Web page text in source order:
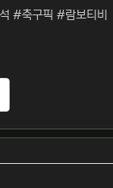
#축구픽 #람보티비
천